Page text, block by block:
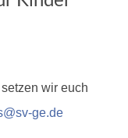
wir euch
ge.de